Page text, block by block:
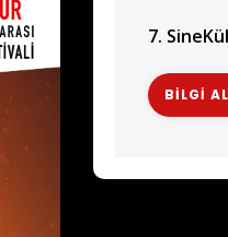
7.
BİLGİ AL